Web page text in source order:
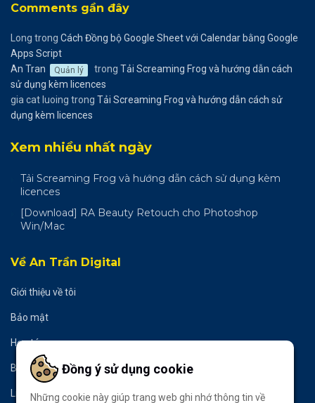
Comments gần đây
Long trong Cách Đồng bộ Google Sheet với Calendar bằng Google
Apps Script
An Tran
Quản lý trong Tải Screaming Frog và hướng dẫn cách
sử dụng kèm licences
gia cat luoing trong Tải Screaming Frog và hướng dẫn cách sử
dụng kèm licences
Xem nhiều nhất ngày
Tải Screaming Frog và hướng dẫn cách sử dụng kèm
licences
[Download] RA Beauty Retouch cho Photoshop
Win/Mac
Về An Trần Digital
Giới thiệu về tôi
Bảo mật
Hợp tác
Bản quyền
Liên hệ
Đồng ý sử dụng cookie
Những cookie này giúp trang web ghi nhớ thông tin về